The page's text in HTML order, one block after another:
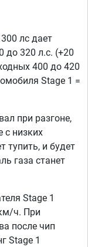
лс дает
до 320 л.с. (+20
400 до 420
Stage 1 =
при разгоне,
с низких
тупить, и будет
газа станет
Stage 1
ч. При
после чип
Stage 1